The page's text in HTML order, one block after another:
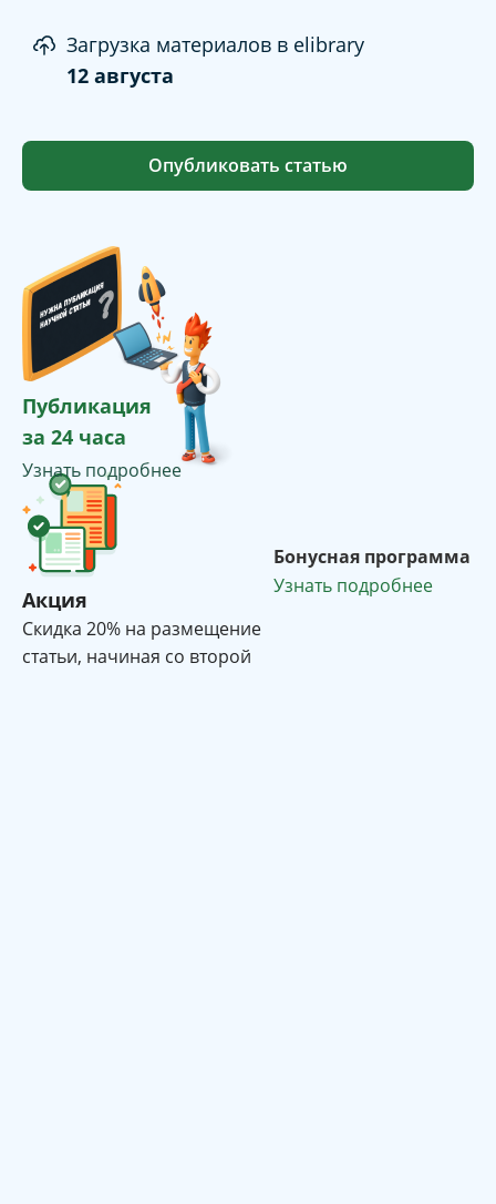
Загрузка материалов в elibrary
12 августа
Опубликовать статью
Публикация
за 24 часа
Узнать подробнее
Акция
Cкидка 20% на размещение
статьи, начиная со второй
Бонусная программа
Узнать подробнее